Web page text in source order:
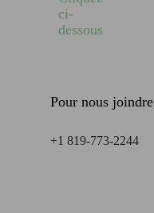
Pour nous joindre
+1 819-773-2244